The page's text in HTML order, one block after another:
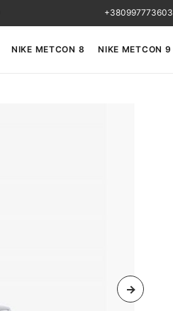
NIKE METCON 8 NIKE METCON 9
+380997773603